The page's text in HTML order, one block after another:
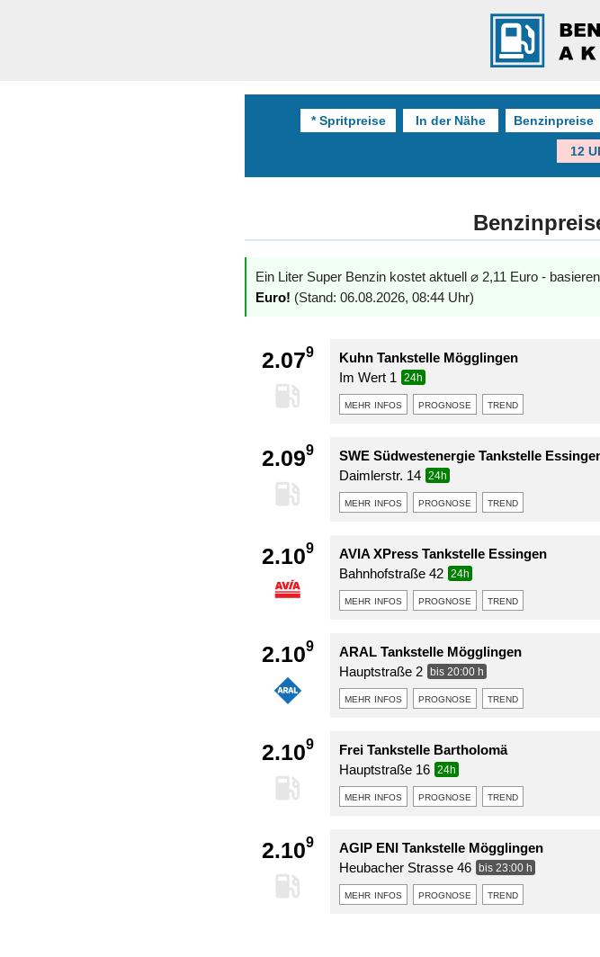
* Spritpreise In der Nähe Benzinpreise
12
Ein Liter Super Benzin kostet aktuell ⌀ 2,11 Euro -
Euro! (Stand: 06.08.2026, 08:44 Uhr)
2.079
Kuhn Tankstelle Mögglingen
Im Wert 1
24h
mehr infos prognose trend
2.099
SWE Südwestenergie Tankstelle
Daimlerstr. 14
24h
mehr infos prognose trend
2.109
AVIA XPress Tankstelle Essingen
Bahnhofstraße 42
24h
mehr infos prognose trend
2.109
ARAL Tankstelle Mögglingen
Hauptstraße 2
bis 20:00 h
mehr infos prognose trend
2.109
Frei Tankstelle Bartholomä
Hauptstraße 16
24h
mehr infos prognose trend
2.109
AGIP ENI Tankstelle Mögglingen
Heubacher Strasse 46
bis 23:00 h
mehr infos prognose trend